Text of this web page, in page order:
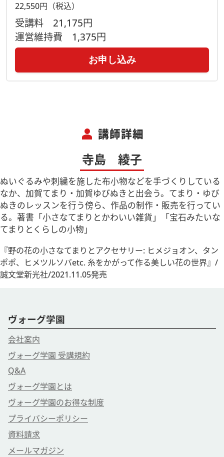
22,550円（税込）
受講料 21,175円
運営維持費 1,375円
お申し込み
person 講師詳細
寺島 綾子
ぬいぐるみや刺繍を施した布小物などを手づくりしている
なか、加賀てまり・加賀ゆびぬきと出会う。てまり・ゆび
ぬきのレッスンを行う傍ら、作品の制作・販売を行ってい
る。著書「小さなてまりとかわいい雑貨」「宝石みたいな
てまりとくらしの小物」
『野の花の小さなてまりとアクセサリー: ヒメジョオン、タン
ポポ、ヒメツルソバetc. 糸をかがって作る美しい花の世界』/
誠文堂新光社/2021.11.05発売
ヴォーグ学園
会社案内
ヴォーグ学園 受講規約
Q&A
ヴォーグ学園とは
ヴォーグ学園のお得な制度
プライバシーポリシー
資料請求
メールマガジン